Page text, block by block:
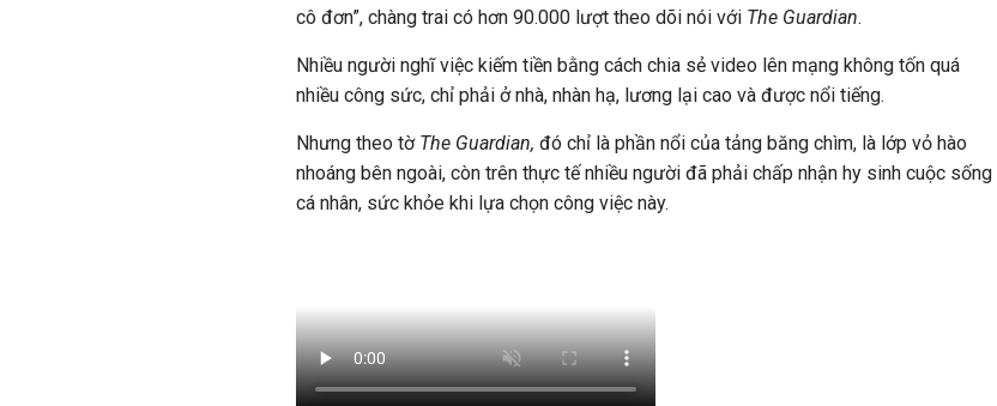
cô đơn”, chàng trai có hơn 90.000 lượt theo dõi nói với The Guardian.
Nhiều người nghĩ việc kiếm tiền bằng cách chia sẻ video lên mạng không tốn quá
nhiều công sức, chỉ phải ở nhà, nhàn hạ, lương lại cao và được nổi tiếng.
Nhưng theo tờThe Guardian, đó chỉ là phần nổi của tảng băng chìm, là lớp vỏ hào
nhoáng bên ngoài, còn trên thực tế nhiều người đã phải chấp nhận hy sinh cuộc sống
cá nhân, sức khỏe khi lựa chọn công việc này.